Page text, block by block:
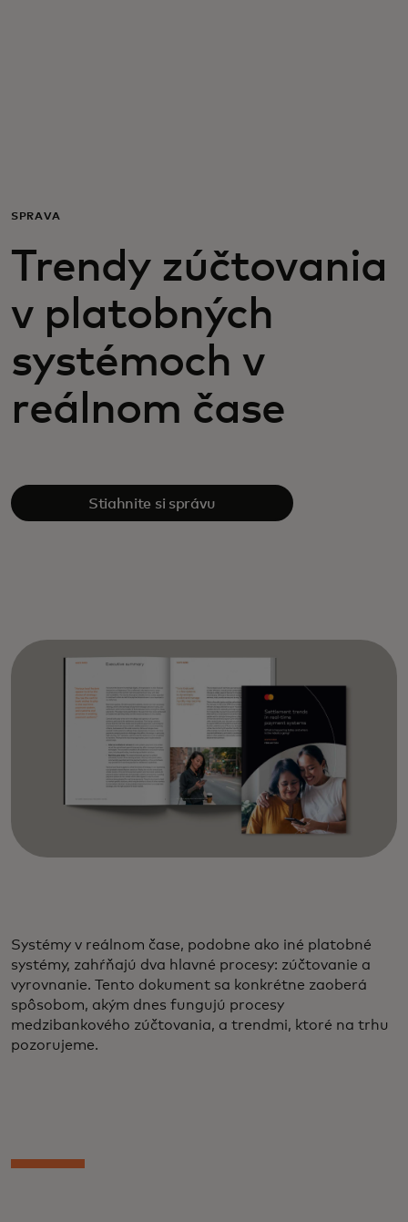
Pre inovátorov
Novinky a trendy
SPRÁVA
Trendy zúčtovania
v platobných
systémoch v
reálnom čase
Stiahnite si správu
Systémy v reálnom čase, podobne ako iné platobné
systémy, zahŕňajú dva hlavné procesy: zúčtovanie a
vyrovnanie. Tento dokument sa konkrétne zaoberá
spôsobom, akým dnes fungujú procesy
medzibankového zúčtovania, a trendmi, ktoré na trhu
pozorujeme.